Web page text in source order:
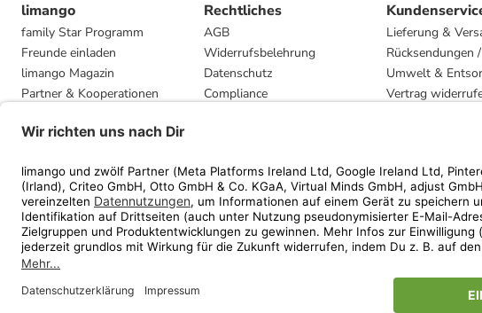
limango
family Star Programm
Freunde einladen
limango Magazin
Partner & Kooperationen
Presse
Rechtliches
AGB
Widerrufsbelehrung
Datenschutz
Compliance
Lieferung &
Rücksendungen
Umwelt &
Vertrag
* Streichpreise entsprechen der
ᵃ Die jeweils aktuellen